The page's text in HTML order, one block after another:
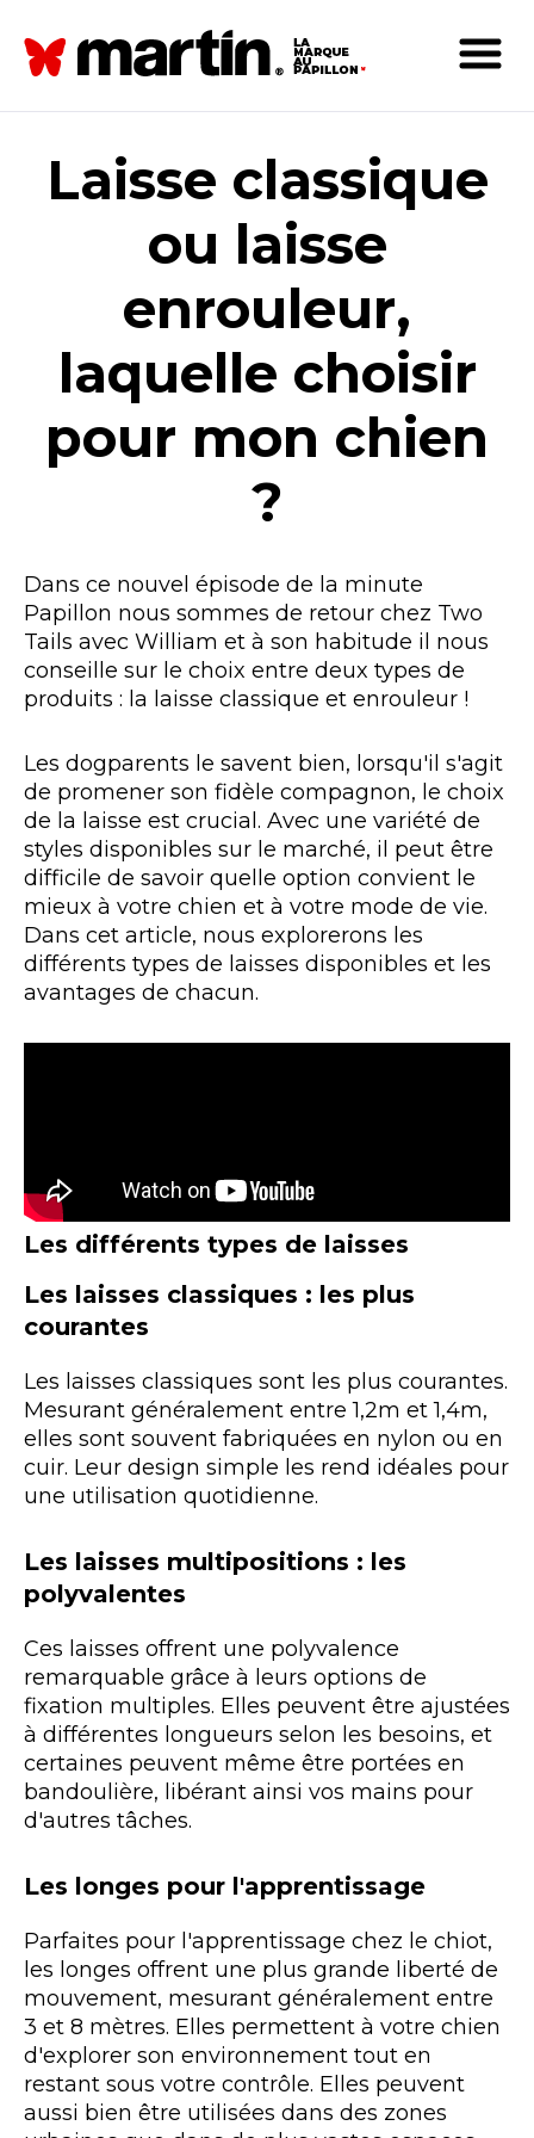
Laisse classique
ou laisse
enrouleur,
laquelle choisir
pour mon chien
?
Dans ce nouvel épisode de la minute
Papillon nous sommes de retour chez Two
Tails avec William et à son habitude il nous
conseille sur le choix entre deux types de
produits : la laisse classique et enrouleur !
Les dogparents le savent bien, lorsqu'il s'agit
de promener son fidèle compagnon, le choix
de la laisse est crucial. Avec une variété de
styles disponibles sur le marché, il peut être
difficile de savoir quelle option convient le
mieux à votre chien et à votre mode de vie.
Dans cet article, nous explorerons les
différents types de laisses disponibles et les
avantages de chacun.
Les différents types de laisses
Les laisses classiques : les plus
courantes
Les laisses classiques sont les plus courantes.
Mesurant généralement entre 1,2m et 1,4m,
elles sont souvent fabriquées en nylon ou en
cuir. Leur design simple les rend idéales pour
une utilisation quotidienne.
Les laisses multipositions : les
polyvalentes
Ces laisses offrent une polyvalence
remarquable grâce à leurs options de
fixation multiples. Elles peuvent être ajustées
à différentes longueurs selon les besoins, et
certaines peuvent même être portées en
bandoulière, libérant ainsi vos mains pour
d'autres tâches.
Les longes pour l'apprentissage
Parfaites pour l'apprentissage chez le chiot,
les longes offrent une plus grande liberté de
mouvement, mesurant généralement entre
3 et 8 mètres. Elles permettent à votre chien
d'explorer son environnement tout en
restant sous votre contrôle. Elles peuvent
aussi bien être utilisées dans des zones